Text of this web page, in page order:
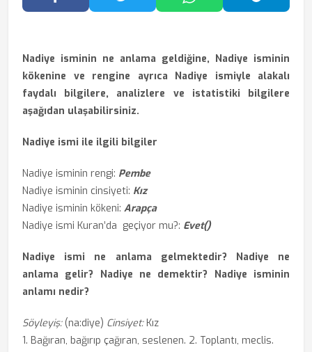
Facebook'ta PaylaşTwitter'da PaylaşWhatsApp'ta Paylaş
Nadiye isminin ne anlama geldiğine, Nadiye isminin
kökenine ve rengine ayrıca Nadiye ismiyle alakalı
faydalı bilgilere, analizlere ve istatistiki bilgilere
aşağıdan ulaşabilirsiniz.
Nadiye ismi ile ilgili bilgiler
Nadiye isminin rengi: Pembe
Nadiye isminin cinsiyeti: Kız
Nadiye isminin kökeni: Arapça
Nadiye ismi Kuran’da geçiyor mu?: Evet()
Nadiye ismi ne anlama gelmektedir? Nadiye ne
anlama gelir? Nadiye ne demektir? Nadiye isminin
anlamı nedir?
Söyleyiş:(na:diye) Cinsiyet:Kız
1. Bağıran, bağırıp çağıran, seslenen. 2. Toplantı, meclis.